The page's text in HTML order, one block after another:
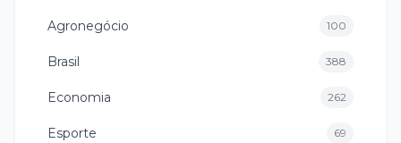
Agronegócio 100
Brasil 388
Economia 262
Esporte 69